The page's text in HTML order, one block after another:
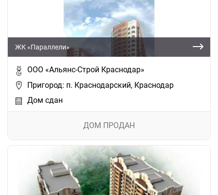
ЖК «Параллели»
ООО «Альянс-Строй Краснодар»
Пригород: п. Краснодарский, Краснодар
Дом сдан
ДОМ ПРОДАН